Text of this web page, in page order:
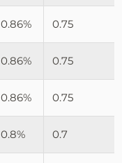
0.86% 0.75
0.86% 0.75
0.86% 0.75
0.8% 0.7